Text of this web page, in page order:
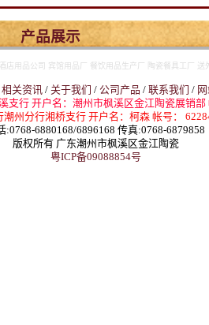
产品展示
用品公司 宾馆用品厂 餐饮用品生产厂 陶瓷餐具工厂
相关资讯 / 关于我们 / 公司产品 / 联系我们 /
支行 开户名：潮州市枫溪区金江陶瓷展销部
州分行湘桥支行 开户名：柯森 帐号：
:0768-6880168/6896168 传真:0768-6879858
版权所有 广东潮州市枫溪区金江陶瓷
粤ICP备09088854号